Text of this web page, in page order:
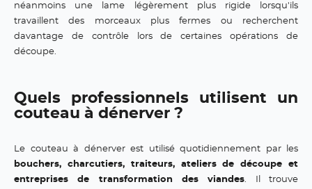
néanmoins une lame légèrement plus rigide lorsqu'ils
travaillent des morceaux plus fermes ou recherchent
davantage de contrôle lors de certaines opérations de
découpe.
Quels professionnels utilisent un
couteau à dénerver ?
Le couteau à dénerver est utilisé quotidiennement par les
bouchers, charcutiers, traiteurs, ateliers de découpe et
entreprises de transformation des viandes. Il trouve